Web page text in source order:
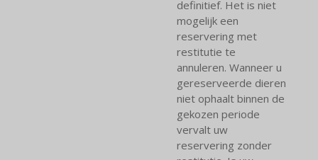
definitief. Het is niet
mogelijk een
reservering met
restitutie te
annuleren. Wanneer u
gereserveerde dieren
niet ophaalt binnen de
gekozen periode
vervalt uw
reservering zonder